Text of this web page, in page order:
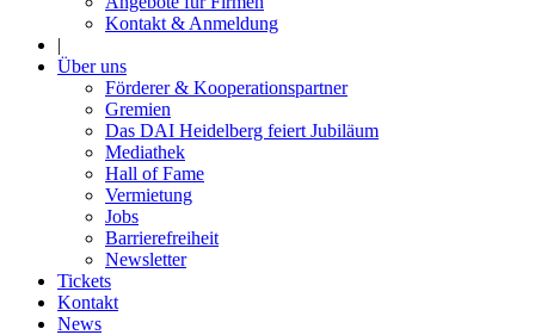
Kontakt & Anmeldung
|
Über uns
Förderer & Kooperationspartner
Gremien
Das DAI Heidelberg feiert Jubiläum
Mediathek
Hall of Fame
Vermietung
Jobs
Barrierefreiheit
Newsletter
Tickets
Kontakt
News